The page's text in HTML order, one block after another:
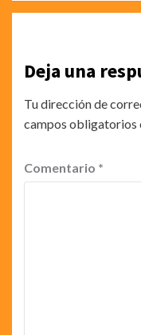
Deja una
Tu dirección de
campos obligatorios
Comentario *